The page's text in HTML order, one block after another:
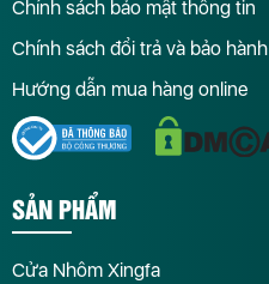
Chính sách bảo mật thông tin
Chính sách đổi trả và bảo hành
Hướng dẫn mua hàng online
SẢN PHẨM
Cửa Nhôm Xingfa